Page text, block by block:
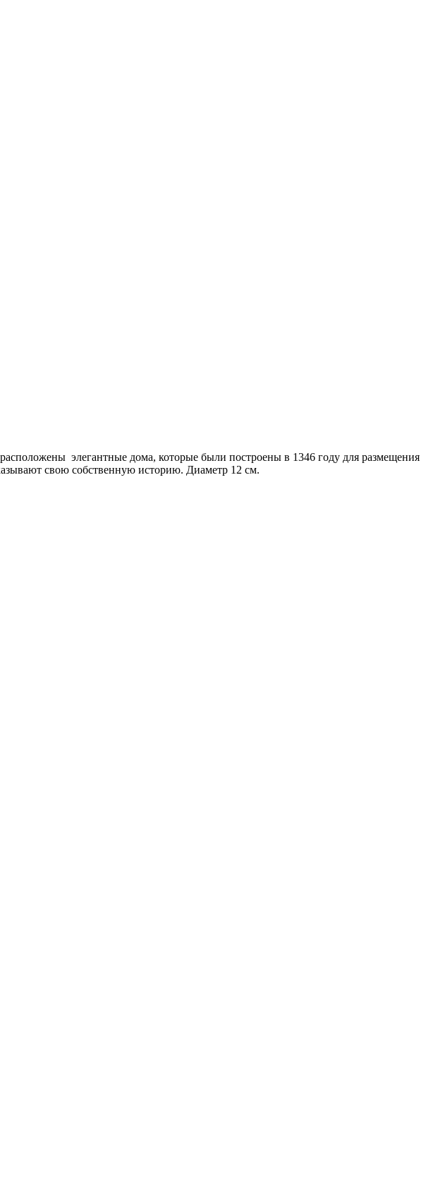
элегантные дома, которые были построены в 1346 году для размещения
свою собственную историю. Диаметр 12 см.